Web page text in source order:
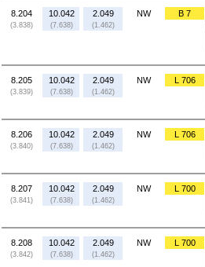
8.204
(3.838)
10.042
(7.638)
2.049
(1.462)
NW B 7
8.205
(3.839)
10.042
(7.638)
2.049
(1.462)
NW L 706
8.206
(3.840)
10.042
(7.638)
2.049
(1.462)
NW L 706
8.207
(3.841)
10.042
(7.638)
2.049
(1.462)
NW L 700
8.208
(3.842)
10.042
(7.638)
2.049
(1.462)
NW L 700